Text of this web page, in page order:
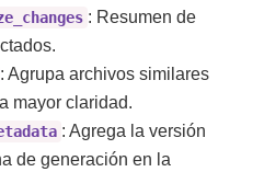
: Resumen de
: Agrupa archivos similares
mayor claridad.
: Agrega la versión
de generación en la